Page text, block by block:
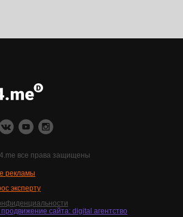
все права защищены
рекламы
эксперту
сайта: digital агентство